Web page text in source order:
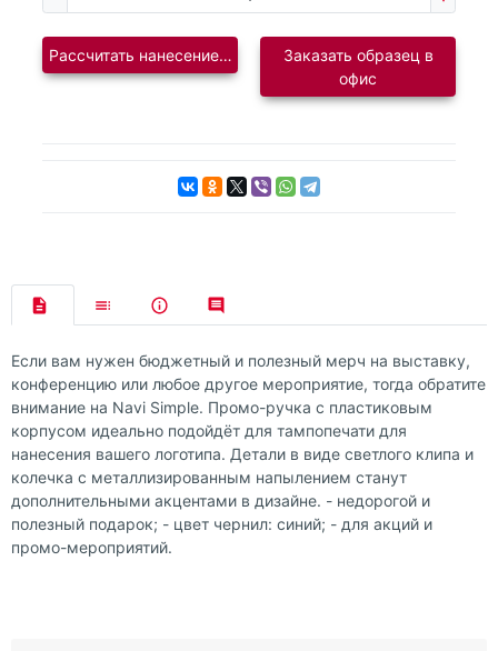
Рассчитать нанесение логотипаЗаказать образец в
офис
Если вам нужен бюджетный и полезный мерч на выставку,
конференцию или любое другое мероприятие, тогда обратите
внимание на Navi Simple. Промо-ручка с пластиковым
корпусом идеально подойдёт для тампопечати для
нанесения вашего логотипа. Детали в виде светлого клипа и
колечка с металлизированным напылением станут
дополнительными акцентами в дизайне. - недорогой и
полезный подарок; - цвет чернил: синий; - для акций и
промо-мероприятий.